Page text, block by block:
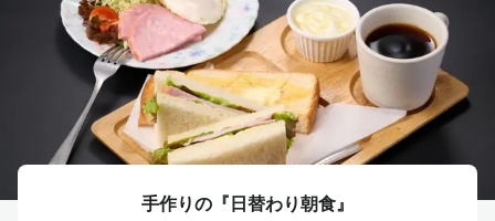
手作りの『日替わり朝食』